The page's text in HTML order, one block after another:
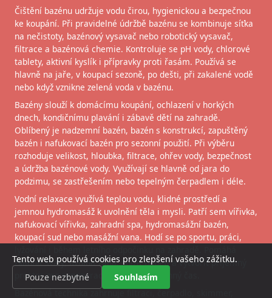
Čištění bazénu udržuje vodu čirou, hygienickou a bezpečnou
ke koupání. Při pravidelné údržbě bazénu se kombinuje síťka
na nečistoty, bazénový vysavač nebo robotický vysavač,
filtrace a bazénová chemie. Kontroluje se pH vody, chlorové
tablety, aktivní kyslík i přípravky proti řasám. Používá se
hlavně na jaře, v koupací sezoně, po dešti, při zakalené vodě
nebo když vznikne zelená voda v bazénu.
Bazény slouží k domácímu koupání, ochlazení v horkých
dnech, kondičnímu plavání i zábavě dětí na zahradě.
Oblíbený je nadzemní bazén, bazén s konstrukcí, zapuštěný
bazén i nafukovací bazén pro sezonní použití. Při výběru
rozhoduje velikost, hloubka, filtrace, ohřev vody, bezpečnost
a údržba bazénové vody. Využívají se hlavně od jara do
podzimu, se zastřešením nebo tepelným čerpadlem i déle.
Vodní relaxace využívá teplou vodu, klidné prostředí a
jemnou hydromasáž k uvolnění těla i mysli. Patří sem vířivka,
nafukovací vířivka, zahradní spa, hydromasážní bazén,
koupací sud nebo masážní vana. Hodí se po sportu, práci,
zklidnit svaly, uvolnit záda, snížit napětí a vytvořit příjemný
prostor pro regeneraci, wellness i rodinný čas.
Bazénová technika zahrnuje filtraci, čerpadlo, skimmer,
Tento web používá cookies pro zlepšení vašeho zážitku.
Pouze nezbytné
Souhlasím